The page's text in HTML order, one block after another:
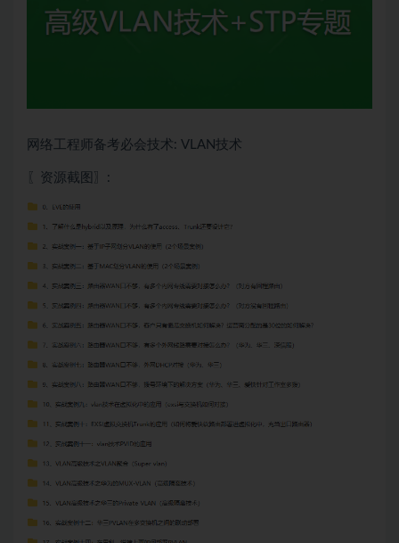
网络工程师备考必会技术: VLAN技术
〖资源截图〗: